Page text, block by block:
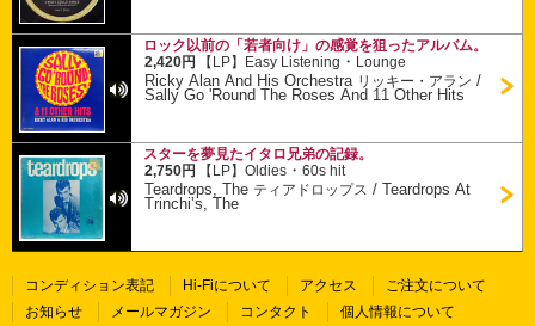
ロック以前の「若者向け」の感覚を狙ったアルバム。
2,420円
【LP】 Easy Listening ・ Lounge
Ricky Alan And His Orchestra リッキー・アラン /
Sally Go 'Round The Roses And 11 Other Hits
スターを夢見たイタロ兄弟の記録。
2,750円
【LP】Oldies ・60s hit
Teardrops, The ティアドロップス /Teardrops At
Trinchi’s, The
コンディション表記 Hi-Fiについて アクセス
ご注文について
お知らせ
メールマガジン コンタクト
個人情報について